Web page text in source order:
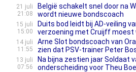
21 juli
21:08
België schakelt snel door na
wordt nieuwe bondscoach
15 juli
15:00
Duits bod leidt bij AD-veiling
verzoening met Cruijff moest
14 juli
11:55
Arne Slot bondscoach van
zien dat PSV-trainer Peter
13 juli
07:56
Na bijna zestien jaar Soldaat
onderscheiding voor Theu